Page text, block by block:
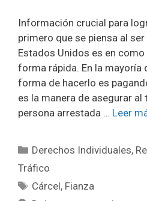
Información crucial para
primero que se piensa al
Estados Unidos es en
forma rápida. En la mayoría
forma de hacerlo es
es la manera de asegurar al
persona arrestada … Leer
Categorías
Derechos Individuales,
Tráfico
Etiquetas
Cárcel, Fianza